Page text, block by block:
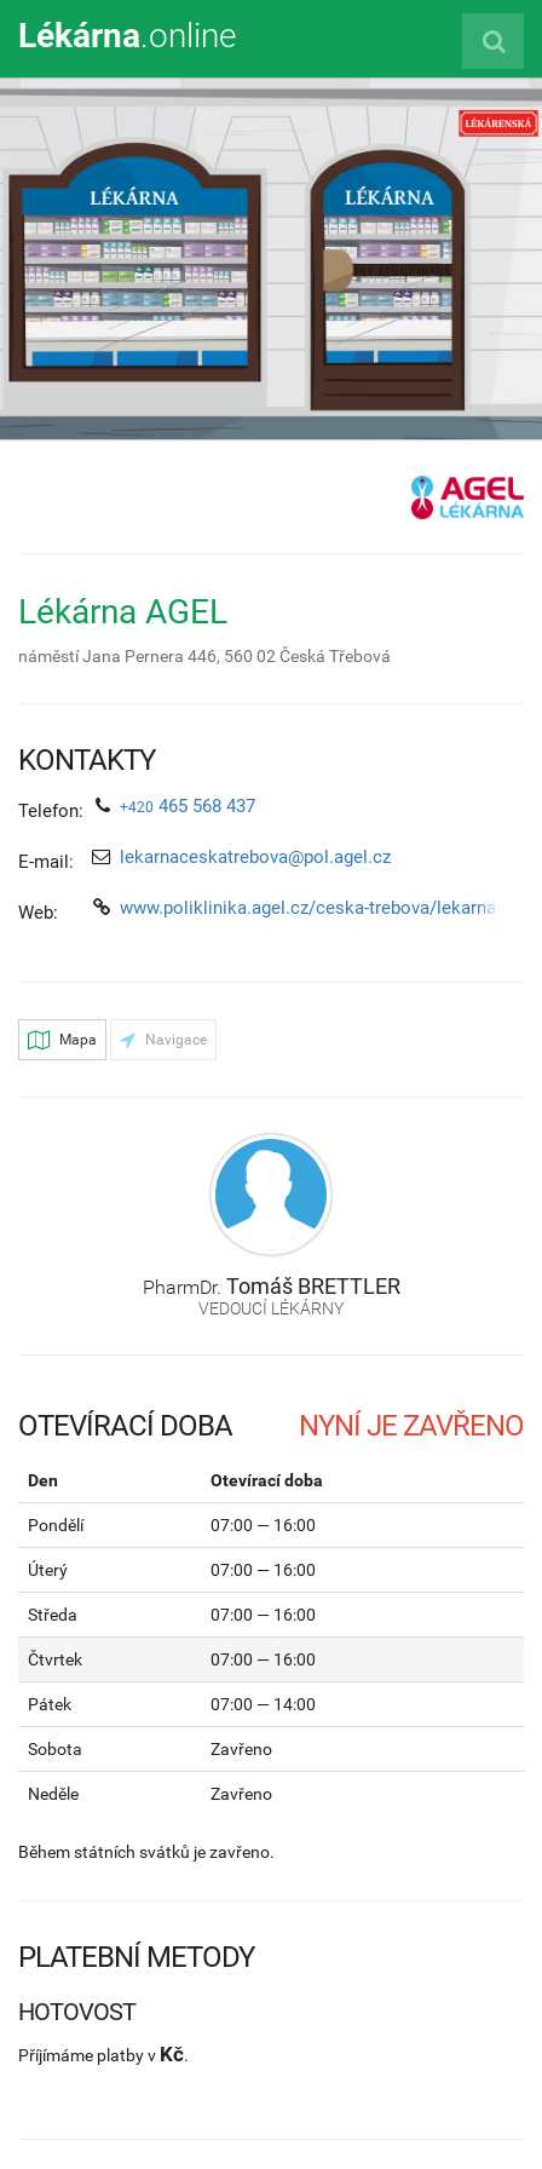
Lékárna.online
Lékárna AGEL
náměstí Jana Pernera 446, 560 02 Česká Třebová
KONTAKTY
Telefon: +420 465 568 437
E-mail: lekarnaceskatrebova@pol.agel.cz
Web: www.poliklinika.agel.cz/ceska-trebova/lekarna-
Mapa Navigace
PharmDr. Tomáš BRETTLER
VEDOUCÍ LÉKÁRNY
OTEVÍRACÍ DOBA
Den Otevírací doba
Pondělí 07:00 — 16:00
Úterý 07:00 — 16:00
Středa 07:00 — 16:00
Čtvrtek 07:00 — 16:00
Pátek 07:00 — 14:00
Sobota Zavřeno
Neděle Zavřeno
Během státních svátků je zavřeno.
PLATEBNÍ METODY
HOTOVOST
Příjímáme platby v Kč.